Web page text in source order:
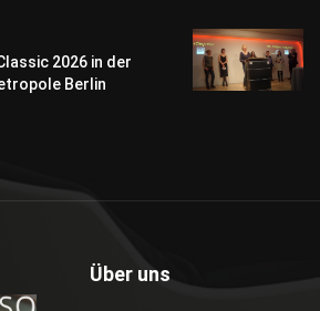
2026 in der
Berlin
Über uns